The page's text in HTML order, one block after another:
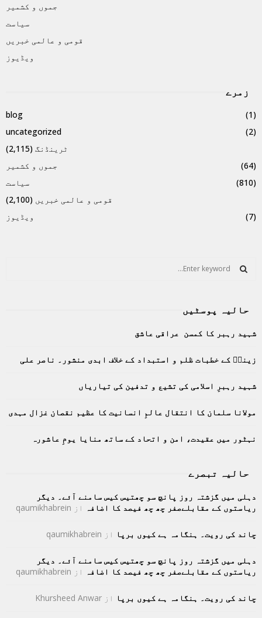
جموں و کشمیر
سیاست
قومی و عالمی خبریں
ویڈیوز
زمرے
blog
(1)
uncategorized
(2)
ٹرینڈنگ (2,115)
جموں و کشمیر
(64)
سیاست
(810)
قومی و عالمی خبریں (2,100)
ویڈیوز
(7)
f
r
E
A
R
C
H
حالیہ پوسٹیں
شہید رہبر کا کمسن عراقی عاشق
زینبؑ کے خطبات ظلم و استبداد کے خلاف ابدی منشور۔ ناصر علی
شہید رہبرِ اسلامی کی تشیع و تدفین کی تیاریاں
مولانا سلمان کا انتقال عالمِ انسانیت کا عظیم نقصان غزال مہدی
نہٹور میں عقیدت، امن و اتحاد کے ساتھ منایا یومِ عاشورہ
حالیہ تبصرے
دہلی میں گزشتہ روز پانچ سو چھتیس کیس سامنے آئے۔ دیگر
ریاستوں کے مقابلےصفر چھ چھ فیصد کا اضافہ از qaumikhabrein
چاند کی رویت۔ ہنگامہ ہے کیوں برپا از qaumikhabrein
دہلی میں گزشتہ روز پانچ سو چھتیس کیس سامنے آئے۔ دیگر
ریاستوں کے مقابلےصفر چھ چھ فیصد کا اضافہ از qaumikhabrein
چاند کی رویت۔ ہنگامہ ہے کیوں برپا از Khursheed Anwar